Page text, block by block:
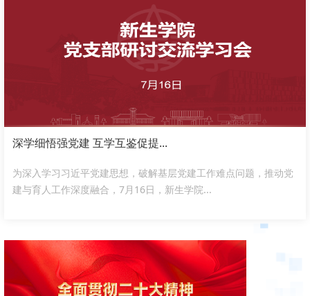
深学细悟强党建 互学互鉴促提...
为深入学习习近平党建思想，破解基层党建工作难点问题，推动党
建与育人工作深度融合，7月16日，新生学院...